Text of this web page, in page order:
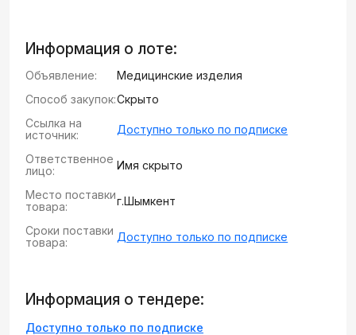
Информация о лоте:
Объявление:
Медицинские изделия
Способ закупок:Скрыто
Ссылка на
источник:
Доступно только по подписке
Ответственное
лицо:
Имя скрыто
Место поставки
товара:
г.Шымкент
Сроки поставки
товара:
Доступно только по подписке
Информация о тендере:
Доступно только по подписке